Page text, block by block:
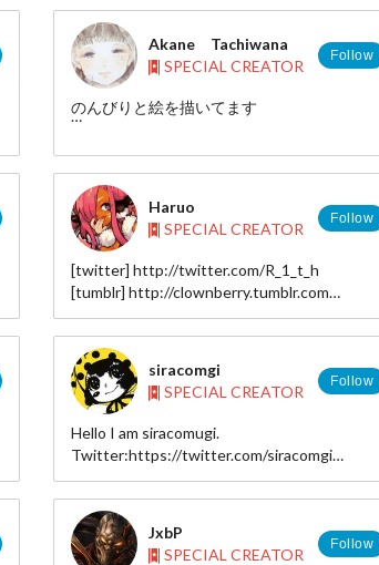
Akane Tachiwana
SPECIAL CREATOR
Follow
のんびりと絵を描いてます
pixiv : http://pixiv.me/abrr
twitter : https://twitter.com/yugure_a
Haruo
SPECIAL CREATOR
Follow
[twitter] http://twitter.com/R_1_t_h
[tumblr] http://clownberry.tumblr.com
[pixiv] http://pixiv.me/r1th
I really wanted to thank you for watching my
gallery.
siracomgi
SPECIAL CREATOR
Follow
Hello I am siracomugi.
Twitter:https://twitter.com/siracomgi
pixiv:http://www.pixiv.net/member.php?
id=21032
HP:http://siracomgi.com
JxbP
SPECIAL CREATOR
Follow